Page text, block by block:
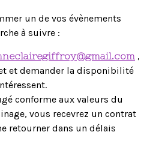
un de vos évènements
à suivre :
,
et demander la disponibilité
conforme aux valeurs du
vous recevrez un contrat
retourner dans un délais